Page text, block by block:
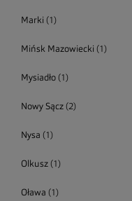
Marki (1)
Mińsk Mazowiecki (1)
Mysiadło (1)
Nowy Sącz (2)
Nysa (1)
Olkusz (1)
Oława (1)